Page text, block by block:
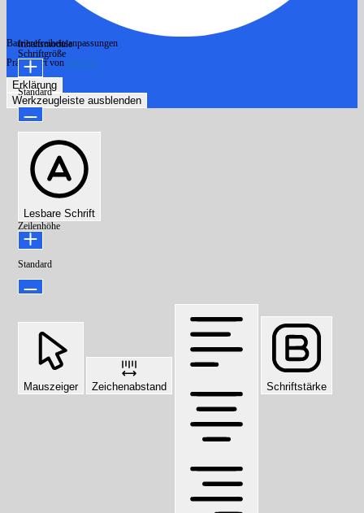
Barrierefreiheitsanpassungen
Präsentiert von OneTap
Erklärung
Werkzeugleiste ausblenden
Inhaltsmodule
Schriftgröße
Standard
Lesbare Schrift
Zeilenhöhe
Standard
Mauszeiger Zeichenabstand Schriftstärke